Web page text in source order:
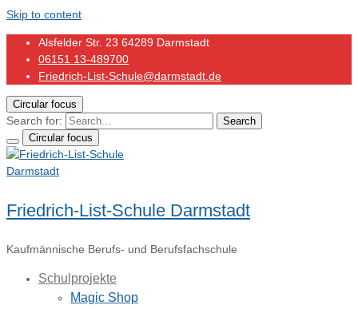
Skip to content
Alsfelder Str. 23 64289 Darmstadt
06151 13-489700
Friedrich-List-Schule@darmstadt.de
Circular focus
Search for:
Search
Circular focus
Friedrich-List-Schule Darmstadt
Kaufmännische Berufs- und Berufsfachschule
Schulprojekte
Magic Shop